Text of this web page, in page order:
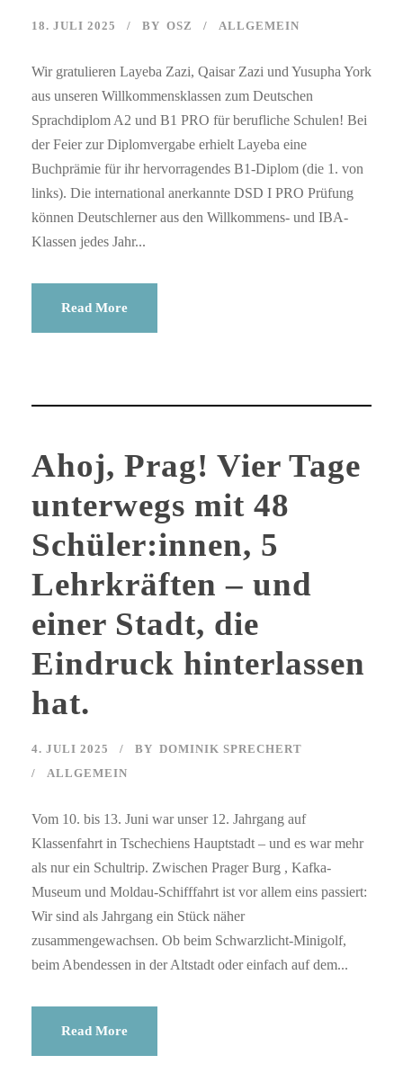
18. JULI 2025 BY OSZ ALLGEMEIN
Wir gratulieren Layeba Zazi, Qaisar Zazi und Yusupha York
aus unseren Willkommensklassen zum Deutschen
Sprachdiplom A2 und B1 PRO für berufliche Schulen! Bei
der Feier zur Diplomvergabe erhielt Layeba eine
Buchprämie für ihr hervorragendes B1-Diplom (die 1. von
links). Die international anerkannte DSD I PRO Prüfung
können Deutschlerner aus den Willkommens- und IBA-
Klassen jedes Jahr...
Read More
Ahoj, Prag! Vier Tage
unterwegs mit 48
Schüler:innen, 5
Lehrkräften – und
einer Stadt, die
Eindruck hinterlassen
hat.
4. JULI 2025 BY DOMINIK SPRECHERT
ALLGEMEIN
Vom 10. bis 13. Juni war unser 12. Jahrgang auf
Klassenfahrt in Tschechiens Hauptstadt – und es war mehr
als nur ein Schultrip. Zwischen Prager Burg , Kafka-
Museum und Moldau-Schifffahrt ist vor allem eins passiert:
Wir sind als Jahrgang ein Stück näher
zusammengewachsen. Ob beim Schwarzlicht-Minigolf,
beim Abendessen in der Altstadt oder einfach auf dem...
Read More